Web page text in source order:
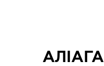
АЛІАГА